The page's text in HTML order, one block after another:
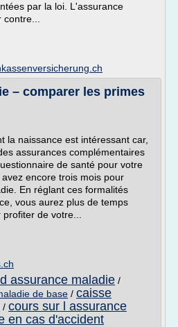
par la loi. L'assurance
– comparer les primes
la naissance est intéressant car,
assurances complémentaires
de santé pour votre
encore trois mois pour
En réglant ces formalités
vous aurez plus de temps
de votre...
assurance maladie /
de base / caisse
/ cours sur l assurance
en cas d'accident